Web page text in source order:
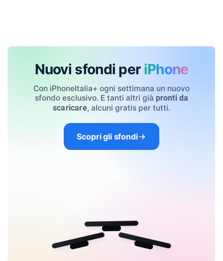
Nuovi sfondi per iPhone
Con iPhoneItalia+ ogni settimana un nuovo
sfondo esclusivo. E tanti altri già pronti da
scaricare, alcuni gratis per tutti.
Scopri gli sfondi